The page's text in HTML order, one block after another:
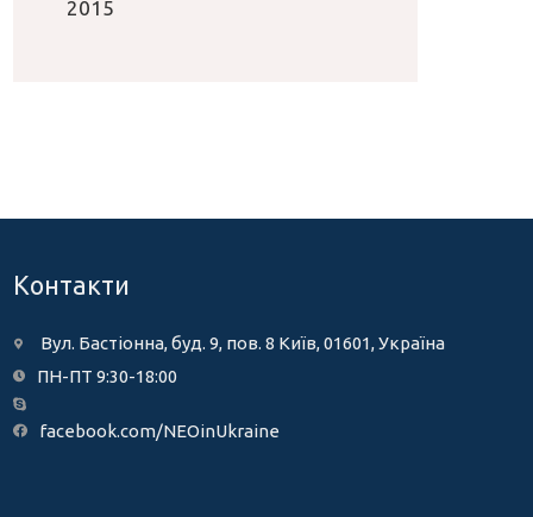
2015
Контакти
Вул. Бастіонна, буд. 9, пов. 8 Київ, 01601, Україна
ПН-ПТ 9:30-18:00
facebook.com/NEOinUkraine